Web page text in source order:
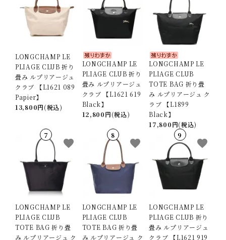
LONGCHAMP LE
PLIAGE CLUB 折り
畳み ルプリアージュ
クラブ 【L1621 089
Papier】
13,800円(税込)
LONGCHAMP LE
PLIAGE CLUB 折り
畳み ルプリアージュ
クラブ 【L1621 619
Black】
12,800円(税込)
LONGCHAMP LE
PLIAGE CLUB
TOTE BAG 折り畳
み ルプリアージュ ク
ラブ 【L1899
Black】
17,800円(税込)
LONGCHAMP LE
PLIAGE CLUB
TOTE BAG 折り畳
み ルプリアージュ ク
favorite
LONGCHAMP LE
PLIAGE CLUB
TOTE BAG 折り畳
み ルプリアージュ ク
favorite
LONGCHAMP LE
PLIAGE CLUB 折り
畳み ルプリアージュ
クラブ 【L1621 919
favorite